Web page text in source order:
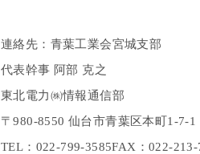
連絡先： 青葉工業会宮城支部
代表幹事 阿部 克之
東北電力㈱情報通信部
〒980-8550 仙台市青葉区本町1-7-1
TEL ： 022-799-3585FAX ：022-213-